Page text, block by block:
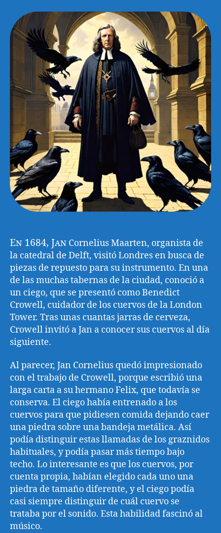
En 1684, Jan Cornelius Maarten, organista de
la catedral de Delft, visitó Londres en busca de
piezas de repuesto para su instrumento. En una
de las muchas tabernas de la ciudad, conoció a
un ciego, que se presentó como Benedict
Crowell, cuidador de los cuervos de la London
Tower. Tras unas cuantas jarras de cerveza,
Crowell invitó a Jan a conocer sus cuervos al día
siguiente.
Al parecer, Jan Cornelius quedó impresionado
con el trabajo de Crowell, porque escribió una
larga carta a su hermano Felix, que todavía se
conserva. El ciego había entrenado a los
cuervos para que pidiesen comida dejando caer
una piedra sobre una bandeja metálica. Así
podía distinguir estas llamadas de los graznidos
habituales, y podía pasar más tiempo bajo
techo. Lo interesante es que los cuervos, por
cuenta propia, habían elegido cada uno una
piedra de tamaño diferente, y el ciego podía
casi siempre distinguir de cuál cuervo se
trataba por el sonido. Esta habilidad fascinó al
músico.